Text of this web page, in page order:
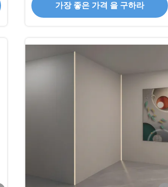
니다
가장 좋은 가격 을 구하라